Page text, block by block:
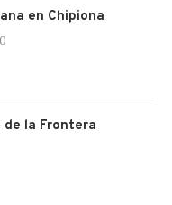
en Chipiona
de la Frontera